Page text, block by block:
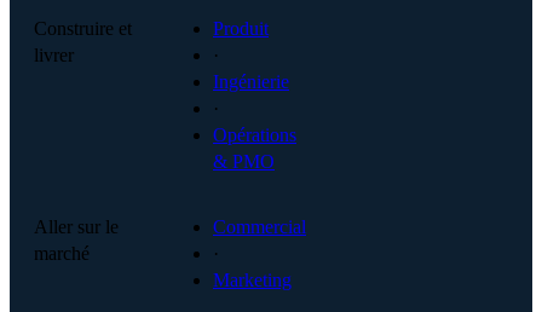
Construire et
livrer
Produit
·
Ingénierie
·
Opérations
& PMO
Aller sur le
marché
Commercial
·
Marketing